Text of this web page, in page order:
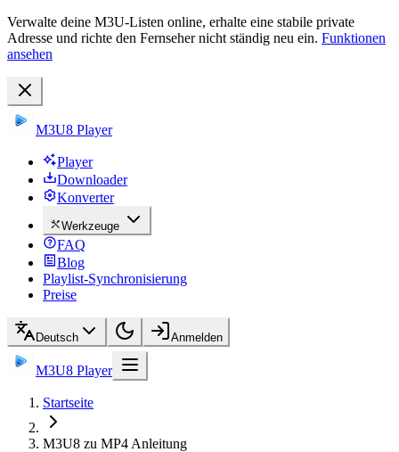
Verwalte deine M3U-Listen online, erhalte eine stabile private
Adresse und richte den Fernseher nicht ständig neu ein. Funktionen
ansehen
M3U8 Player
Player
Downloader
Konverter
Werkzeuge
FAQ
Blog
Playlist-Synchronisierung
Preise
Deutsch Anmelden
M3U8 Player
Startseite
M3U8 zu MP4 Anleitung